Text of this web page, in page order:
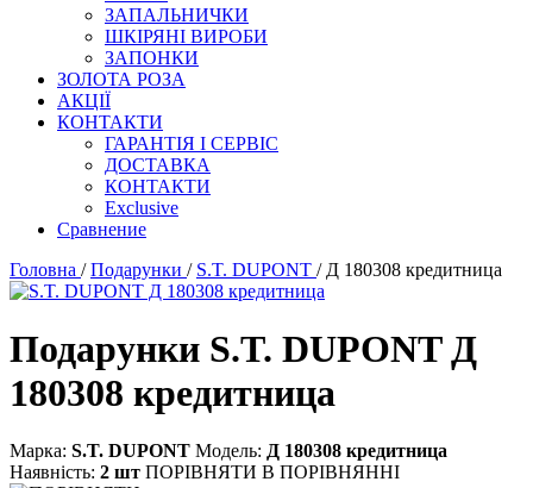
ЗАПАЛЬНИЧКИ
ШКІРЯНІ ВИРОБИ
ЗАПОНКИ
ЗОЛОТА РОЗА
АКЦІЇ
КОНТАКТИ
ГАРАНТІЯ І СЕРВІС
ДОСТАВКА
КОНТАКТИ
Exclusive
Сравнение
Головна /Подарунки / S.T. DUPONT / Д 180308 кредитница
Подарунки S.T. DUPONT Д
180308 кредитница
Марка: S.T. DUPONT Модель: Д 180308 кредитница
Наявність: 2 шт ПОРІВНЯТИ В ПОРІВНЯННІ